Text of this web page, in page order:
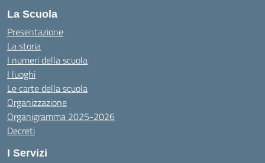
La Scuola
Presentazione
La storia
I numeri della scuola
I luoghi
Le carte della scuola
Organizzazione
Organigramma 2025-2026
Decreti
I Servizi